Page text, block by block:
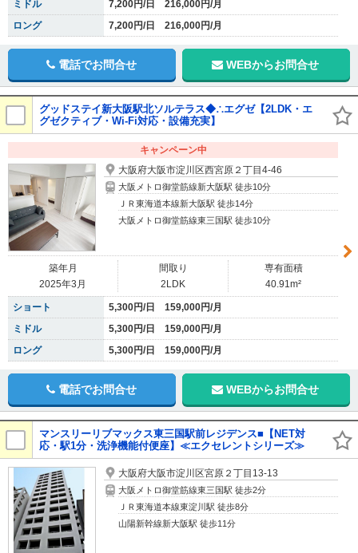
ミドル
7,200円/日 216,000円/月
ロング
7,200円/日 216,000円/月
電話でお問合せ WEBからお問合せ
グッドステイ新大阪駅北ソルテラス◆∴エグゼ【2LDK・エ
グゼクティブ・Wi-Fi対応・設備充実】
キャンペーン中
大阪府大阪市淀川区西宮原２丁目4-46
大阪メトロ御堂筋線新大阪駅 徒歩10分
ＪＲ東海道本線新大阪駅 徒歩14分
大阪メトロ御堂筋線東三国駅 徒歩10分
築年月
2025年3月
間取り
2LDK
専有面積
40.91m²
ショート
5,300円/日 159,000円/月
ミドル
5,300円/日 159,000円/月
ロング
5,300円/日 159,000円/月
電話でお問合せ WEBからお問合せ
マンスリーリブマックス東三国駅前レジデンス■【NET対
応・駅1分・洗浄機能付便座】≪エクセレントシリーズ≫
大阪府大阪市淀川区宮原２丁目13-13
大阪メトロ御堂筋線東三国駅 徒歩2分
ＪＲ東海道本線東淀川駅 徒歩8分
山陽新幹線新大阪駅 徒歩11分